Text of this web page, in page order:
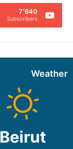
7٬640
Subscribers
Weather
Beirut